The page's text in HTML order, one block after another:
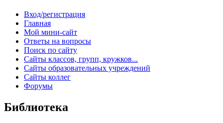
Вход/регистрация
Главная
Мой мини-сайт
Ответы на вопросы
Поиск по сайту
Сайты классов, групп, кружков...
Сайты образовательных учреждений
Сайты коллег
Форумы
Библиотека